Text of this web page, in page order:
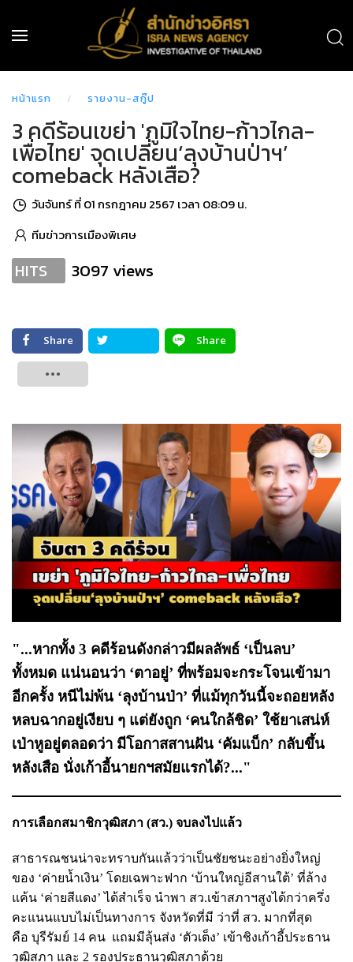
หน้าแรก รายงาน-สกู๊ป
3 คดีร้อนเขย่า 'ภูมิใจไทย-ก้าวไกล-
เพื่อไทย' จุดเปลี่ยน‘ลุงบ้านป่าฯ’
comeback หลังเสือ?
วันจันทร์ ที่ 01 กรกฎาคม 2567 เวลา 08:09 น.
ทีมข่าวการเมืองพิเศษ
HITS 3097 views
Share
Share
"...หากทั้ง 3 คดีร้อนดังกล่าวมีผลลัพธ์ ‘เป็นลบ’
ทั้งหมด แน่นอนว่า ‘ตาอยู่’ ที่พร้อมจะกระโจนเข้ามา
อีกครั้ง หนีไม่พ้น ‘ลุงบ้านป่า’ ที่แม้ทุกวันนี้จะถอยหลัง
หลบฉากอยู่เงียบ ๆ แต่ยังถูก ‘คนใกล้ชิด’ ใช้ยาเสน่ห์
เป่าหูอยู่ตลอดว่า มีโอกาสสานฝัน ‘คัมแบ็ก’ กลับขึ้น
หลังเสือ นั่งเก้าอี้นายกฯสมัยแรกได้?..."
การเลือกสมาชิกวุฒิสภา (สว.) จบลงไปแล้ว
สาธารณชนน่าจะทราบกันแล้วว่าเป็นชัยชนะอย่างยิ่งใหญ่
ของ ‘ค่ายน้ำเงิน’ โดยเฉพาะฟาก ‘บ้านใหญ่อีสานใต้’ ที่ล้าง
แค้น ‘ค่ายสีแดง’ ได้สำเร็จ นำพา สว.เข้าสภาฯสูงได้กว่าครึ่ง
คะแนนแบบไม่เป็นทางการ จังหวัดที่มี ว่าที่ สว. มากที่สุด
คือ บุรีรัมย์ 14 คน แถมมีลุ้นส่ง ‘ตัวเต็ง’ เข้าชิงเก้าอี้ประธาน
วุฒิสภา และ 2 รองประธานวุฒิสภาด้วย